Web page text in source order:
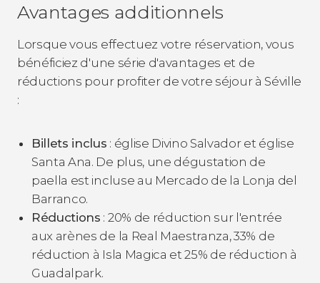
Avantages additionnels
Lorsque vous effectuez votre réservation, vous
bénéficiez d'une série d'avantages et de
réductions pour profiter de votre séjour à Séville
:
Billets inclus : église Divino Salvador et église
Santa Ana. De plus, une dégustation de
paella est incluse au Mercado de la Lonja del
Barranco.
Réductions : 20% de réduction sur l'entrée
aux arènes de la Real Maestranza, 33% de
réduction à Isla Magica et 25% de réduction à
Guadalpark.